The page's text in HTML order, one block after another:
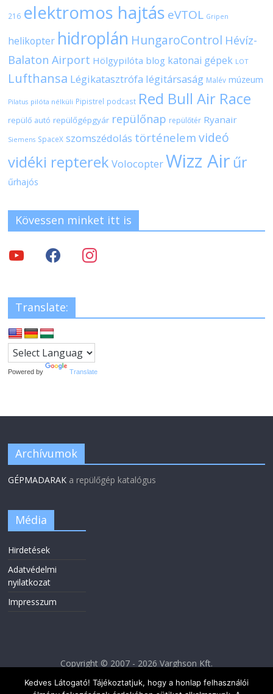
216 elektromos hajtás eVTOL Gripen
helikopter hidroplán HungaroControl Hévíz-
Balaton Airport Hölgypilóta blog katonai gépek LOT
Lufthansa Légikatasztrófa légitársaság Malév múzeum
Pilatus pilóta nélküli Pipistrel podcast Red Bull Air Race
repülő autó repülőgépgyár repülőnap repülőtér Ryanair
Siemens SpaceX szomszédolás történelem videó
vidéki repterek VolocopterWizz Air űr
űrhajós
Kövessen minket itt is
Translate:
Powered by Translate
Archívumok
GÉPMADARAK a repülőgép katalógus
Média
Hirdetések
Adatvédelmi
nyilatkozat
Impresszum
Copyright © 2007 - 2026 Varghson Kft.
Kedves Látogató! Tájékoztatjuk, hogy a honlap felhasználói